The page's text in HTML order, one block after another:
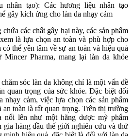
nhân tạo): Các hương liệu nhân tạo
gây kích ứng cho làn da nhạy cảm
chứa các chất gây hại này, các sản phẩm
là lựa chọn an toàn và phù hợp cho
thể yên tâm về sự an toàn và hiệu quả
Pharma, mang lại làn da khỏe
sóc làn da không chỉ là một vấn đề
quan trọng của sức khỏe. Đặc biệt đối
cảm, việc lựa chọn các sản phẩm
toàn là rất quan trọng. Trên thị trường
nổi lên như một hãng dược mỹ phẩm
gia hàng đầu thế giới nghiên cứu và thử